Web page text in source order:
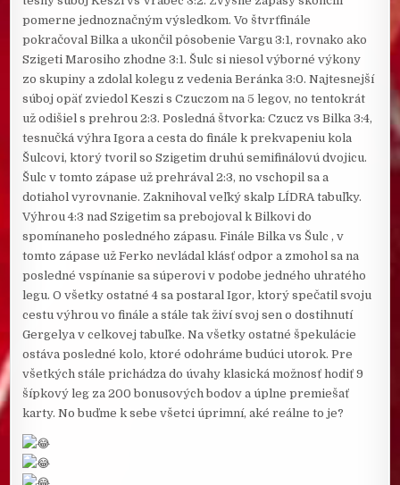
pomerne jednoznačným výsledkom. Vo štvrťfinále
pokračoval Bilka a ukončil pôsobenie Vargu 3:1, rovnako ako
Szigeti Marosiho zhodne 3:1. Šulc si niesol výborné výkony
zo skupiny a zdolal kolegu z vedenia Beránka 3:0. Najtesnejší
súboj opäť zviedol Keszi s Czuczom na 5 legov, no tentokrát
už odišiel s prehrou 2:3. Posledná štvorka: Czucz vs Bilka 3:4,
tesnučká výhra Igora a cesta do finále k prekvapeniu kola
Šulcovi, ktorý tvoril so Szigetim druhú semifinálovú dvojicu.
Šulc v tomto zápase už prehrával 2:3, no vschopil sa a
dotiahol vyrovnanie. Zaknihoval veľký skalp LÍDRA tabuľky.
Výhrou 4:3 nad Szigetim sa prebojoval k Bilkovi do
spomínaneho posledného zápasu. Finále Bilka vs Šulc , v
tomto zápase už Ferko nevládal klásť odpor a zmohol sa na
posledné vspínanie sa súperovi v podobe jedného uhratého
legu. O všetky ostatné 4 sa postaral Igor, ktorý spečatil svoju
cestu výhrou vo finále a stále tak živí svoj sen o dostihnutí
Gergelya v celkovej tabuľke. Na všetky ostatné špekulácie
ostáva posledné kolo, ktoré odohráme budúci utorok. Pre
všetkých stále prichádza do úvahy klasická možnosť hodiť 9
šípkový leg za 200 bonusových bodov a úplne premiešať
karty. No buďme k sebe všetci úprimní, aké reálne to je?